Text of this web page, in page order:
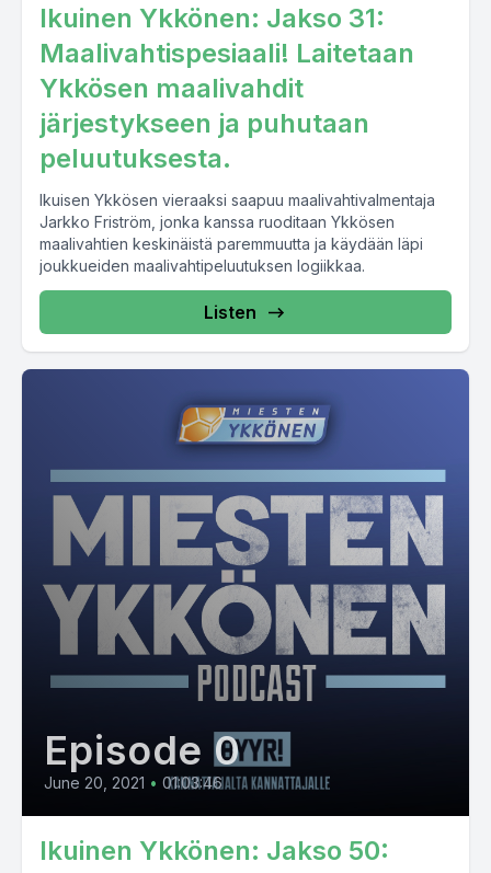
Ikuinen Ykkönen: Jakso 31:
Maalivahtispesiaali! Laitetaan
Ykkösen maalivahdit
järjestykseen ja puhutaan
peluutuksesta.
Ikuisen Ykkösen vieraaksi saapuu maalivahtivalmentaja
Jarkko Friström, jonka kanssa ruoditaan Ykkösen
maalivahtien keskinäistä paremmuutta ja käydään läpi
joukkueiden maalivahtipeluutuksen logiikkaa.
Listen
Episode 0
June 20, 2021 • 01:03:46
Ikuinen Ykkönen: Jakso 50: